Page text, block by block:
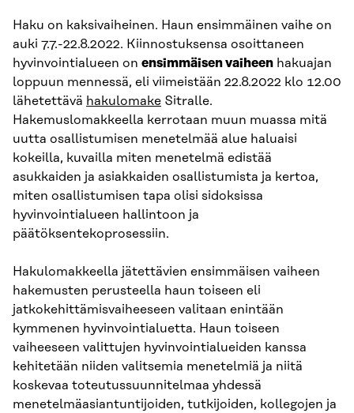
Haku on kaksivaiheinen. Haun ensimmäinen vaihe on
auki 7.7.-22.8.2022. Kiinnostuksensa osoittaneen
hyvinvointialueen on ensimmäisen vaiheen hakuajan
loppuun mennessä, eli viimeistään 22.8.2022 klo 12.00
lähetettävä hakulomake Sitralle.
Hakemuslomakkeella kerrotaan muun muassa mitä
uutta osallistumisen menetelmää alue haluaisi
kokeilla, kuvailla miten menetelmä edistää
asukkaiden ja asiakkaiden osallistumista ja kertoa,
miten osallistumisen tapa olisi sidoksissa
hyvinvointialueen hallintoon ja
päätöksentekoprosessiin.
Hakulomakkeella jätettävien ensimmäisen vaiheen
hakemusten perusteella haun toiseen eli
jatkokehittämisvaiheeseen valitaan enintään
kymmenen hyvinvointialuetta. Haun toiseen
vaiheeseen valittujen hyvinvointialueiden kanssa
kehitetään niiden valitsemia menetelmiä ja niitä
koskevaa toteutussuunnitelmaa yhdessä
menetelmäasiantuntijoiden, tutkijoiden, kollegojen ja